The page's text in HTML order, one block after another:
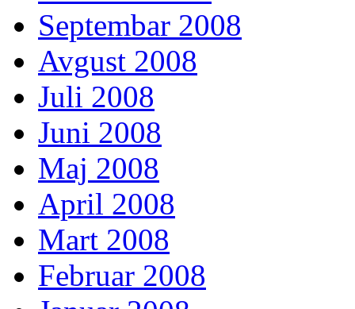
Septembar 2008
Avgust 2008
Juli 2008
Juni 2008
Maj 2008
April 2008
Mart 2008
Februar 2008